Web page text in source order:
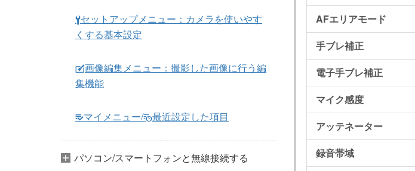
Bセットアップメニュー：カメラを使いやす
くする基本設定
N画像編集メニュー：撮影した画像に行う編
集機能
Oマイメニュー/m最近設定した項目
パソコン/スマートフォンと無線接続する
AFエリアモード
手ブレ補正
電子手ブレ補正
マイク感度
アッテネーター
録音帯域